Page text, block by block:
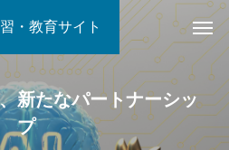
・教育サイト
新たなパートナーシッ
プ